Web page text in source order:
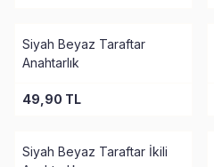
Siyah Beyaz Taraftar
Anahtarlık
49,90 TL
Siyah Beyaz Taraftar İkili